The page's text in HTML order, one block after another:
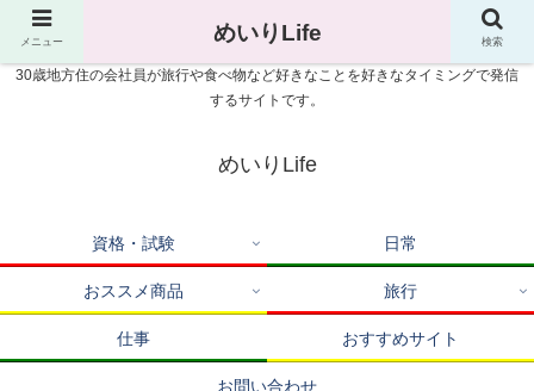
30歳地方住の会社員が旅行や食べ物など好きなことを好きなタイミングで発信
するサイトです。
めいりLife
資格・試験 日常
おススメ商品 旅行
仕事 おすすめサイト
お問い合わせ
メニュー めいりLife 検索